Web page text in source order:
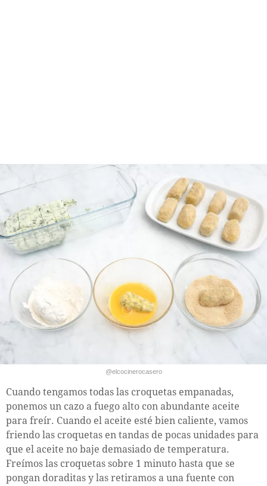
@elcocinerocasero
Cuando tengamos todas las croquetas empanadas,
ponemos un cazo a fuego alto con abundante aceite
para freír. Cuando el aceite esté bien caliente, vamos
friendo las croquetas en tandas de pocas unidades para
que el aceite no baje demasiado de temperatura.
Freímos las croquetas sobre 1 minuto hasta que se
pongan doraditas y las retiramos a una fuente con